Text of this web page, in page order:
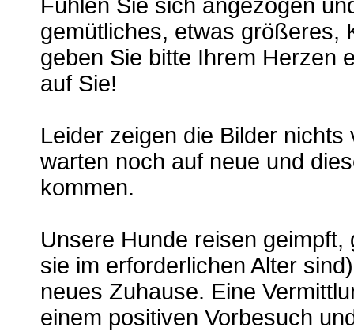
Fühlen Sie sich angezogen
gemütliches, etwas größeres,
geben Sie bitte Ihrem Herzen
auf Sie!
Leider zeigen die Bilder
warten noch auf neue und
kommen.
Unsere Hunde reisen
sie im erforderlichen Alter
neues Zuhause. Eine
einem positiven Vorbesuch